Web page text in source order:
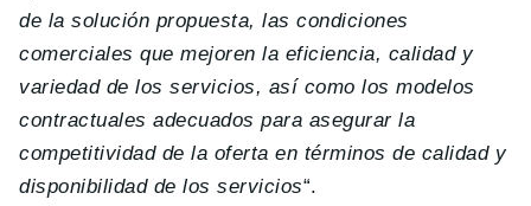
de la solución propuesta, las condiciones
comerciales que mejoren la eficiencia, calidad y
variedad de los servicios, así como los modelos
contractuales adecuados para asegurar la
competitividad de la oferta en términos de calidad y
disponibilidad de los servicios“.